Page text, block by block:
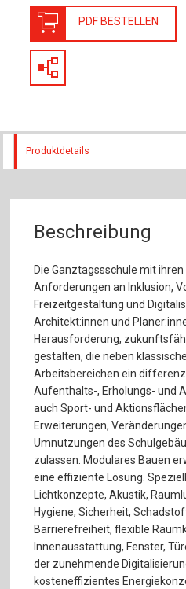
PDF BESTELLEN
Produktdetails
Beschreibung
Die Ganztagssschule mit
Anforderungen an Inklusion,
Freizeitgestaltung und
Architekt:innen und
Herausforderung,
gestalten, die neben
Arbeitsbereichen ein
Aufenthalts-, Erholungs- und
auch Sport- und
Erweiterungen,
Umnutzungen des
zulassen. Modulares Bauen
eine effiziente Lösung.
Lichtkonzepte, Akustik,
Hygiene, Sicherheit,
Barrierefreiheit, flexible
Innenausstattung, Fenster,
der zunehmende
kosteneffizientes